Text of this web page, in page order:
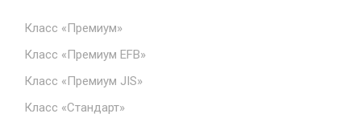
Класс «Премиум»
Класс «Премиум EFB»
Класс «Премиум JIS»
Класс «Стандарт»